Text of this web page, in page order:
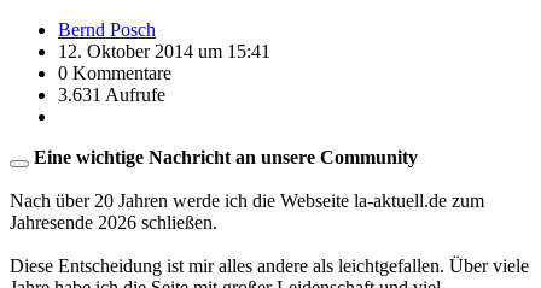
Bernd Posch
12. Oktober 2014 um 15:41
0 Kommentare
3.631 Aufrufe
Eine wichtige Nachricht an unsere Community
Nach über 20 Jahren werde ich die Webseite la-aktuell.de zum
Jahresende 2026 schließen.
Diese Entscheidung ist mir alles andere als leichtgefallen. Über viele